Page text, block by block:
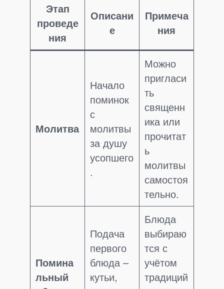
Этап
проведе
ния
Описани
е
Примеча
ния
Молитва
Начало
поминок
с
молитвы
за душу
усопшего
.
Можно
пригласи
ть
священн
ика или
прочитат
ь
молитвы
самостоя
тельно.
Помина
льный
Подача
первого
блюда –
кутьи,
Блюда
выбираю
тся с
учётом
традиций